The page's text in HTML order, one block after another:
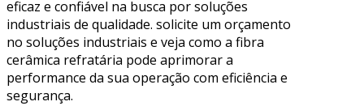
eficaz e confiável na busca por soluções
industriais de qualidade. solicite um orçamento
no soluções industriais e veja como a fibra
cerâmica refratária pode aprimorar a
performance da sua operação com eficiência e
segurança.